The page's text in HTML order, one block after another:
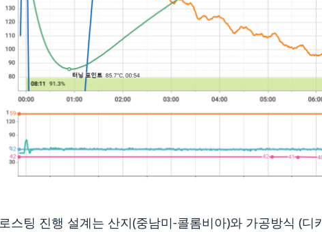
로스팅 진행 설계는 산지(중남미-콜롬비아)와 가공방식 (